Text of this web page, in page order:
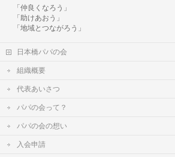
「仲良くなろう」
「助けあおう」
「地域とつながろう」
日本橋パパの会
組織概要
代表あいさつ
パパの会って？
パパの会の想い
入会申請